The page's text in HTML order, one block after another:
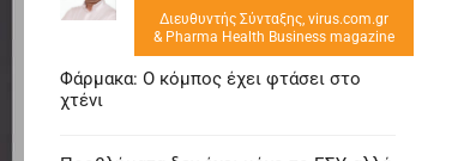
Διευθυντής Σύνταξης, virus.com.gr
& Pharma Health Business magazine
Φάρμακα: Ο κόμπος έχει φτάσει στο
χτένι